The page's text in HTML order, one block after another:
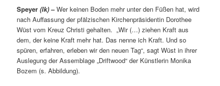
Speyer(lk)–Wer keinen Boden mehr unter den Füßen hat, wird
nach Auffassung der pfälzischen Kirchenpräsidentin Dorothee
Wüst vom Kreuz Christi gehalten. „Wir (…) ziehen Kraft aus
dem, der keine Kraft mehr hat. Das nenne ich Kraft. Und so
spüren, erfahren, erleben wir den neuen Tag“, sagt Wüst in ihrer
Auslegung der Assemblage „Driftwood“ der Künstlerin Monika
Bozem (s. Abbildung).